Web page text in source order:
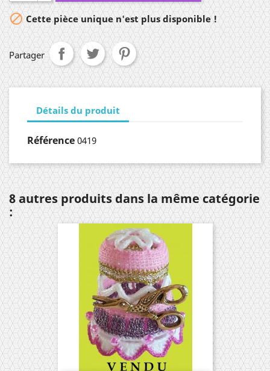
Cette pièce unique n'est plus disponible !
Partager
Détails du produit
Référence 0419
8 autres produits dans la même catégorie
: